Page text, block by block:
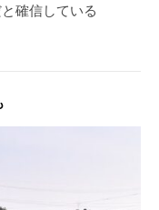
確信している